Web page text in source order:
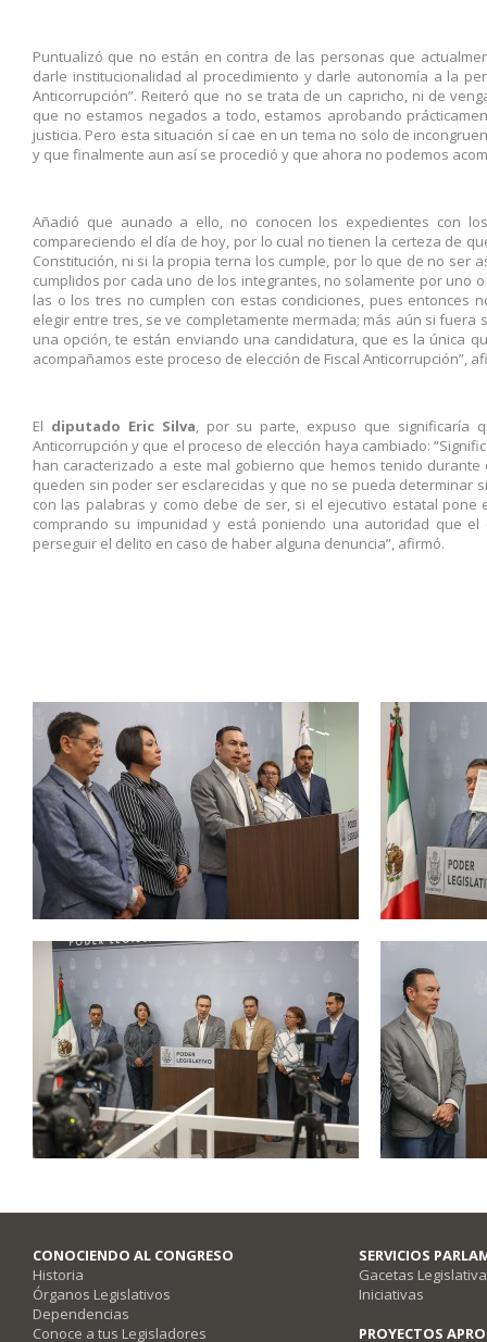
Puntualizó que no están en contra de las personas que
darle institucionalidad al procedimiento y darle autonomía a la
Anticorrupción”. Reiteró que no se trata de un capricho, ni de
que no estamos negados a todo, estamos aprobando
justicia. Pero esta situación sí cae en un tema no solo de
y que finalmente aun así se procedió y que ahora no podemos
Añadió que aunado a ello, no conocen los expedientes con
compareciendo el día de hoy, por lo cual no tienen la certeza de
Constitución, ni si la propia terna los cumple, por lo que de no ser
cumplidos por cada uno de los integrantes, no solamente por uno
las o los tres no cumplen con estas condiciones, pues
elegir entre tres, se ve completamente mermada; más aún si
una opción, te están enviando una candidatura, que es la única
acompañamos este proceso de elección de Fiscal Anticorrupción”,
El diputado Eric Silva, por su parte, expuso que significaría
Anticorrupción y que el proceso de elección haya cambiado:
han caracterizado a este mal gobierno que hemos tenido
queden sin poder ser esclarecidas y que no se pueda determinar
con las palabras y como debe de ser, si el ejecutivo estatal pone
comprando su impunidad y está poniendo una autoridad que
perseguir el delito en caso de haber alguna denuncia”, afirmó.
CONOCIENDO AL CONGRESO
Historia
Órganos Legislativos
Dependencias
Conoce a tus Legisladores
SERVICIOS
Gacetas
Iniciativas
PROYECTOS